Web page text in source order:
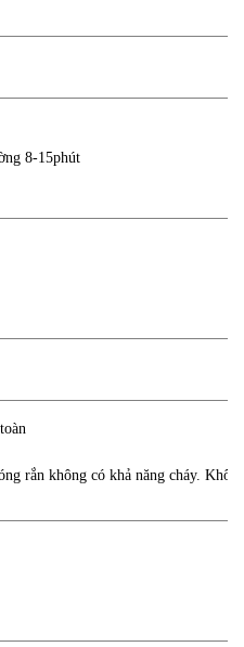
8-15phút
rắn không có khả năng cháy. Khô